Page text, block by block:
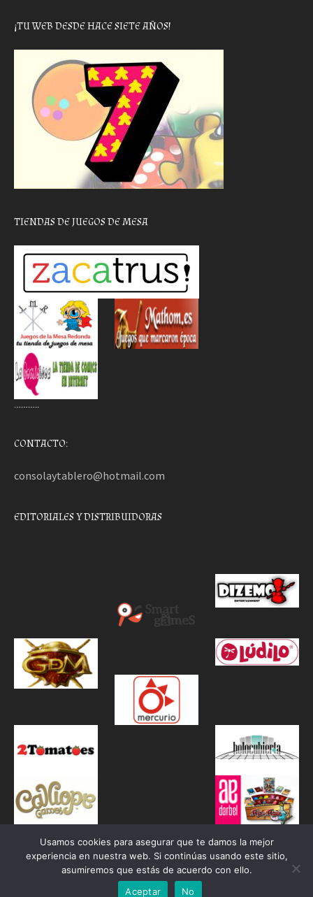
¡TU WEB DESDE HACE SIETE AÑOS!
TIENDAS DE JUEGOS DE MESA
………..
CONTACTO:
consolaytablero@hotmail.com
EDITORIALES Y DISTRIBUIDORAS
Proudly powered by WordPress|Theme: Awaken by
Usamos cookies para asegurar que te damos la mejor
experiencia en nuestra web. Si continúas usando este sitio,
asumiremos que estás de acuerdo con ello.
Aceptar
No